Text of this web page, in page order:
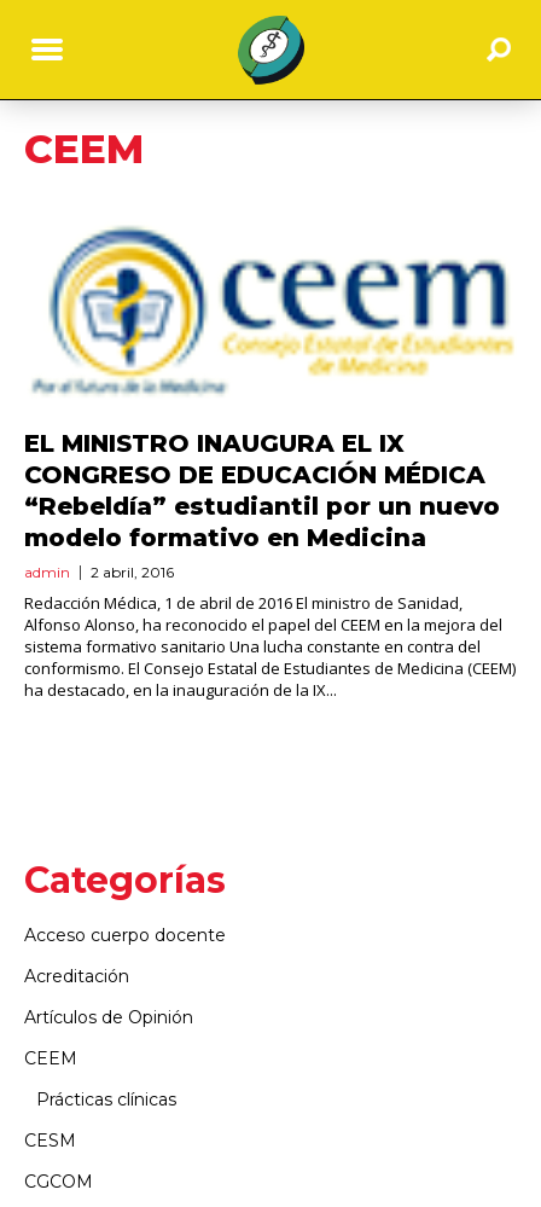
CEEM
EL MINISTRO INAUGURA EL IX
CONGRESO DE EDUCACIÓN MÉDICA
“Rebeldía” estudiantil por un nuevo
modelo formativo en Medicina
admin 2 abril, 2016
Redacción Médica, 1 de abril de 2016 El ministro de Sanidad,
Alfonso Alonso, ha reconocido el papel del CEEM en la mejora del
sistema formativo sanitario Una lucha constante en contra del
conformismo. El Consejo Estatal de Estudiantes de Medicina (CEEM)
ha destacado, en la inauguración de la IX...
Categorías
Acceso cuerpo docente
Acreditación
Artículos de Opinión
CEEM
Prácticas clínicas
CESM
CGCOM